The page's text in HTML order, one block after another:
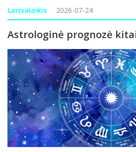
kurios šūkis šiais metais – „Visu garsu“.
Laisvalaikis 2026-07-24
Astrologinė prognozė